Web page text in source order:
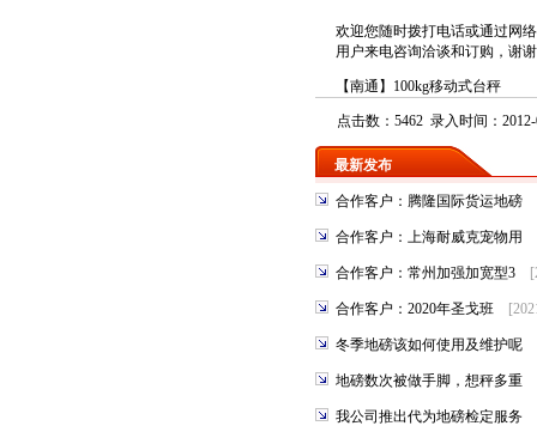
欢迎您随时拨打电话或通过网
用户来电咨询洽谈和订购
【南通】100kg移动式台秤
点击数：5462 录入时间：
最新发布
合作客户：腾隆国际货运地磅
合作客户：上海耐威克宠物用
合作客户：常州加强加宽型3
合作客户：2020年圣戈班
冬季地磅该如何使用及维护呢
地磅数次被做手脚，想秤多重
我公司推出代为地磅检定服务